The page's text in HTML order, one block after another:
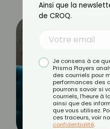
Ainsi que la
de CROQ.
Je consens à ce
Prisma Players
des courriels pour
performances des
pourrons savoir si
courriels, l'heure à
ainsi que des
que vous utilisez.
ces traceurs, voir
confidentialité.